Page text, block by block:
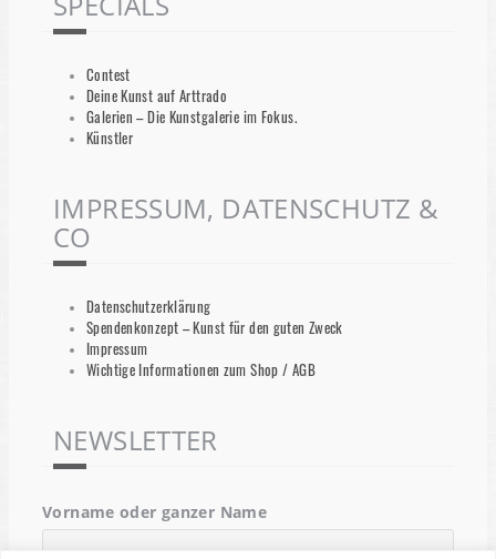
Contest
Deine Kunst auf Arttrado
Galerien – Die Kunstgalerie im Fokus.
Künstler
IMPRESSUM, DATENSCHUTZ &
CO
Datenschutzerklärung
Spendenkonzept – Kunst für den guten Zweck
Impressum
Wichtige Informationen zum Shop / AGB
NEWSLETTER
Vorname oder ganzer Name